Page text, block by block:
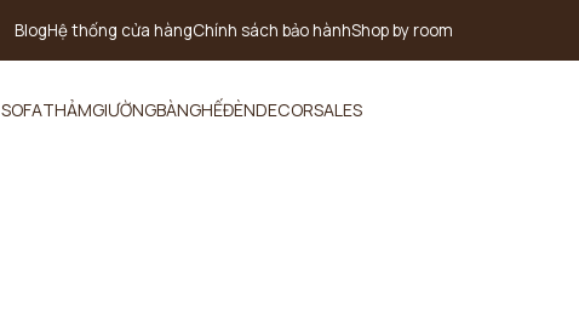
BlogHệ thống cửa hàngChính sách bảo hànhShop by room
SOFATHẢMGIƯỜNGBÀNGHẾĐÈNDECORSALES